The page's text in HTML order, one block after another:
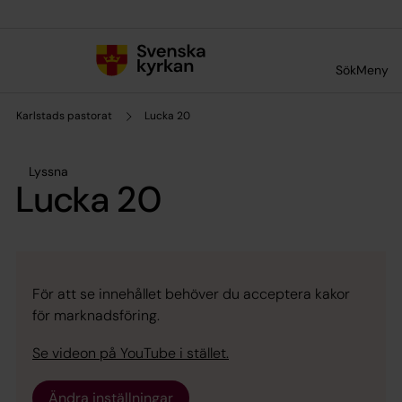
SökMeny
Karlstads pastorat Lucka 20
Lyssna
Lucka 20
För att se innehållet behöver du acceptera kakor
för marknadsföring.
Se videon på YouTube i stället.
Ändra inställningar